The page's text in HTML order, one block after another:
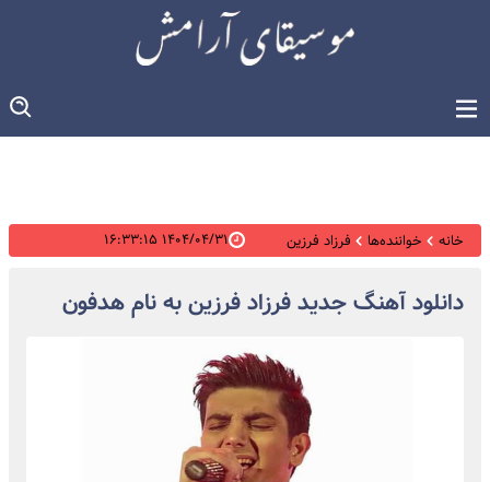
خانه خواننده‌ها فرزاد فرزین ۱۴۰۴/۰۴/۳۱ ۱۶:۳۳:۱۵
دانلود آهنگ جدید فرزاد فرزین به نام هدفون